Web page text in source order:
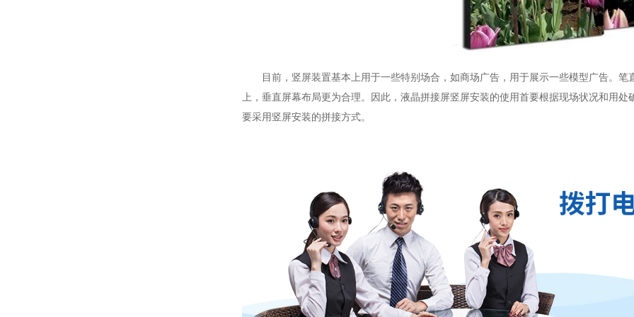
目前，竖屏装置基本上用于一些特别场合，如商场广告，用于展示一些模型广告。笔
上，垂直屏幕布局更为合理。因此，液晶拼接屏竖屏安装的使用首要根据现场状况和用
要采用竖屏安装的拼接方式。